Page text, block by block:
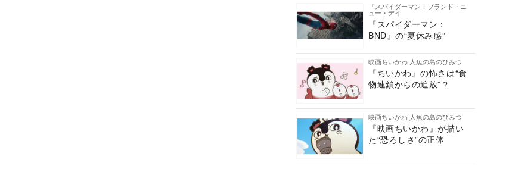
『スパイダーマン：ブランド・ニ
ュー・デイ
『スパイダーマン：
BND』の“夏休み感”
映画ちいかわ 人魚の島のひみつ
『ちいかわ』の怖さは“食
物連鎖からの追放”？
映画ちいかわ 人魚の島のひみつ
『映画ちいかわ』が描い
た“恐ろしさ”の正体